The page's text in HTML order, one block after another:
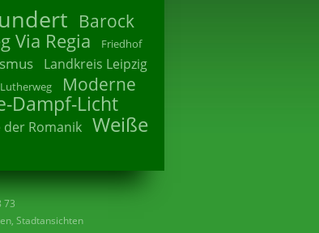
Barock
Via Regia Friedhof
Landkreis Leipzig
Lutherweg Moderne
Dampf-Licht
der Romanik Weiße
73
Stadtansichten